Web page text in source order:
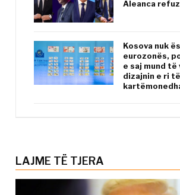
Aleanca
Kosova nuk
eurozonës,
e saj mund
dizajnin e ri të
LAJME TË TJERA